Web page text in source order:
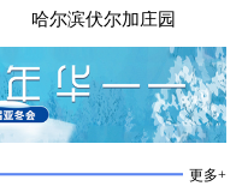
哈尔滨伏尔加庄园
更多+